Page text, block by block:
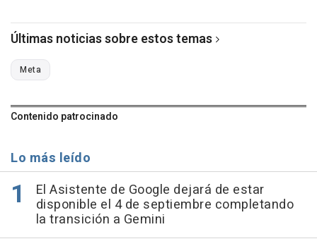
Últimas noticias sobre estos temas
Meta
Contenido patrocinado
Lo más leído
El Asistente de Google dejará de estar
disponible el 4 de septiembre completando
la transición a Gemini